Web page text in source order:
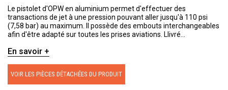
Le pistolet d'OPW en aluminium permet d'effectuer des
transactions de jet à une pression pouvant aller jusqu'à 110 psi
(7,58 bar) au maximum. Il possède des embouts interchangeables
afin d'être adapté sur toutes les prises aviations. Llivré
En savoir +
VOIR LES PIÈCES DÉTACHÉES DU PRODUIT